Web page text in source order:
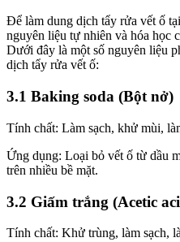
Để làm dung dịch tẩy rửa vết ố
nguyên liệu tự nhiên và hóa học
Dưới đây là một số nguyên liệu
dịch tẩy rửa vết ố:
3.1 Baking soda (Bột nở)
Tính chất: Làm sạch, khử mùi,
Ứng dụng: Loại bỏ vết ố từ dầu
trên nhiều bề mặt.
3.2 Giấm trắng (Acetic
Tính chất: Khử trùng, làm sạch,